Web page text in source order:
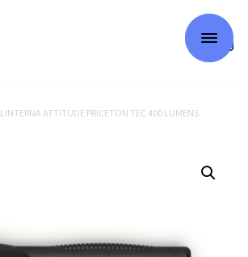
LINTERNA ATTITUDE PRICETON TEC 400 LUMENS